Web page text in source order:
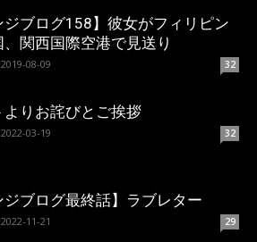
ジブログ158】彼女がフィリピン
関西国際空港で見送り
2019-08-09 32
よりお詫びとご挨拶
2022-03-19 32
ジブログ最終話】ラブレター
2022-11-21 29